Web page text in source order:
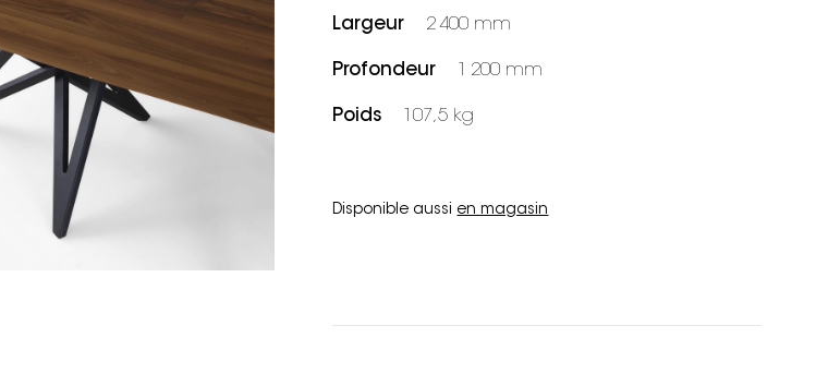
Largeur 2 400 mm
Profondeur 1 200 mm
Poids 107,5 kg
Disponible aussi en magasin